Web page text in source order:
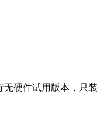
无硬件试用版本，只装